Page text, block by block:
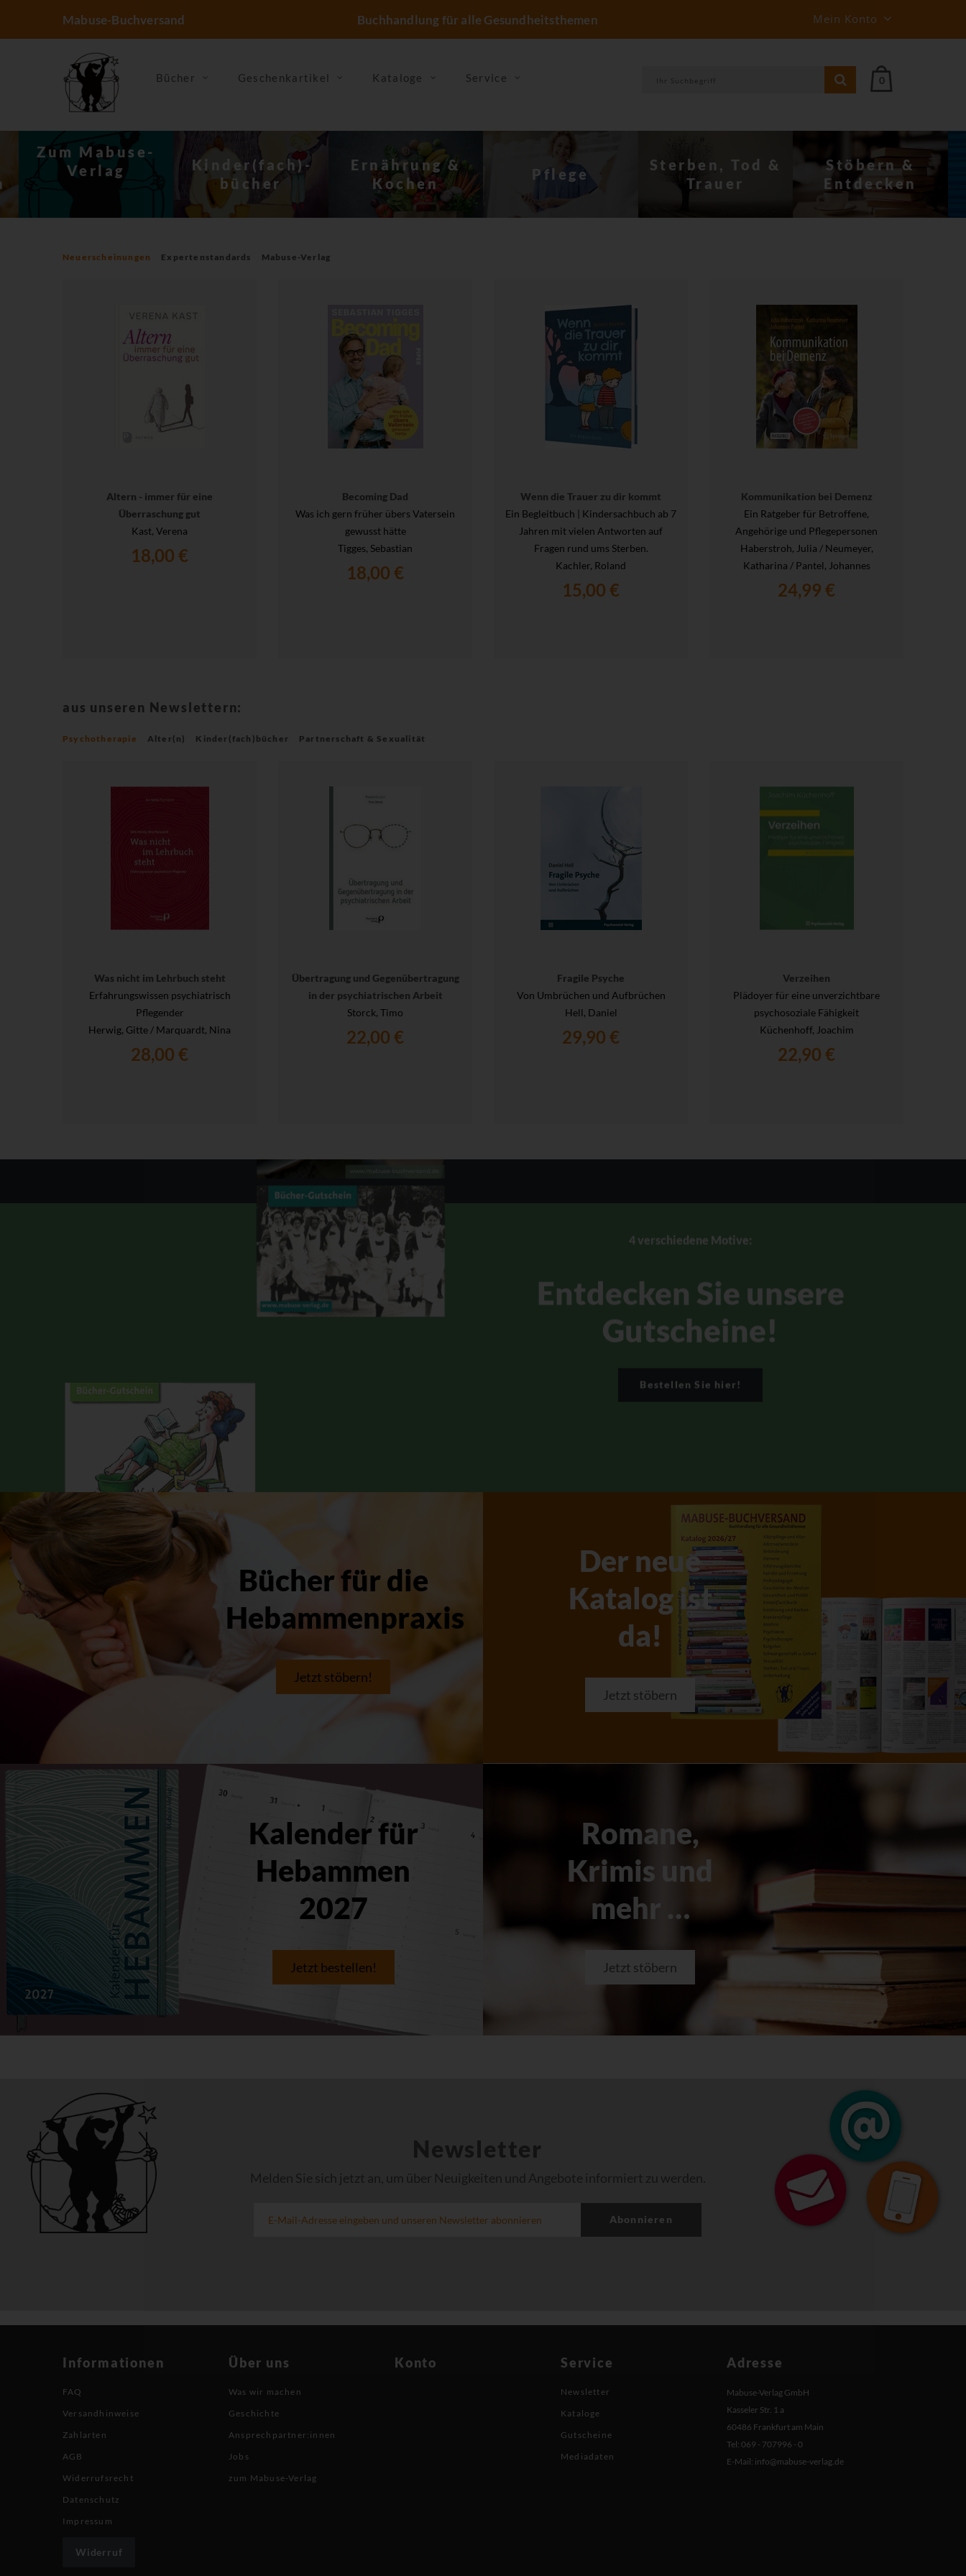
Mabuse-Buchversand Buchhandlung für alle Gesundheitsthemen Mein Konto
Bücher Geschenkartikel Kataloge Service 0
Kinder(fach)­
bücher
Ernährung &
Kochen
Pflege
Sterben, Tod &
Trauer
Stöbern &
Entdecken
Behin­derung
Neuerscheinungen Expertenstandards Mabuse-Verlag
Altern - immer für eine
Überraschung gut
Kast, Verena
18,00 €
Becoming Dad
Was ich gern früher übers Vatersein
gewusst hätte
Tigges, Sebastian
18,00 €
Wenn die Trauer zu dir kommt
Ein Begleitbuch | Kindersachbuch ab 7
Jahren mit vielen Antworten auf
Fragen rund ums Sterben.
Kachler, Roland
15,00 €
Kommunikation bei Demenz
Ein Ratgeber für Betroffene,
Angehörige und Pflegepersonen
Haberstroh, Julia / Neumeyer,
Katharina / Pantel, Johannes
24,99 €
aus unseren Newslettern:
Psychotherapie Alter(n) Kinder(fach)bücher Partnerschaft & Sexualität
Was nicht im Lehrbuch steht
Erfahrungswissen psychiatrisch
Pflegender
Herwig, Gitte / Marquardt, Nina
28,00 €
Übertragung und Gegenübertragung
in der psychiatrischen Arbeit
Storck, Timo
22,00 €
Fragile Psyche
Von Umbrüchen und Aufbrüchen
Hell, Daniel
29,90 €
Verzeihen
Plädoyer für eine unverzichtbare
psychosoziale Fähigkeit
Küchenhoff, Joachim
22,90 €
4 verschiedene Motive:
Entdecken Sie unsere
Gutscheine!
Bestellen Sie hier!
Bücher für die
Hebammenpraxis
Jetzt stöbern!
Der neue
Katalog ist
da!
Jetzt stöbern
Kalender für
Hebammen
2027
Jetzt bestellen!
Romane,
Krimis und
mehr …
Jetzt stöbern
Newsletter
Melden Sie sich jetzt an, um über Neuigkeiten und Angebote informiert zu werden.
Abonnieren
Informationen
FAQ
Versandhinweise
Zahlarten
AGB
Widerrufsrecht
Datenschutz
Impressum
Widerruf
Über uns
Was wir machen
Geschichte
Ansprechpartner:innen
Jobs
zum Mabuse-Verlag
Konto Service
Newsletter
Kataloge
Gutscheine
Mediadaten
Adresse
Mabuse-Verlag GmbH
Kasseler Str. 1 a
60486 Frankfurt am Main
Tel: 069 - 707996 - 0
E-Mail: info@mabuse-verlag.de